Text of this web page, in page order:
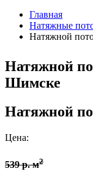
Главная
Натяжные
Натяжной
Натяжной
Шимске
Натяжной
Цена:
539 р. м2